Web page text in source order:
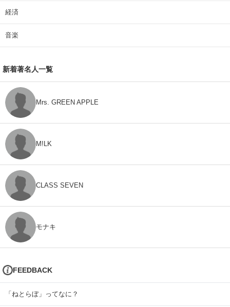
経済
音楽
新着著名人一覧
Mrs. GREEN APPLE
M!LK
CLASS SEVEN
モナキ
FEEDBACK
「ねとらぼ」ってなに？